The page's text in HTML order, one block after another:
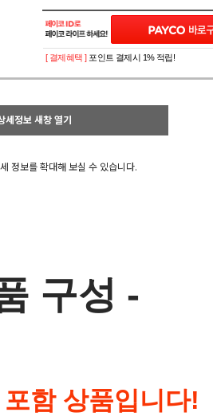
페이코 ID로 페
[ 결제혜택 ] 포인트 결제시 1% 적립!
세정보 새창 열기
정보를 확대해 보실 수 있습니다.
구성 -
함 상품입니다!